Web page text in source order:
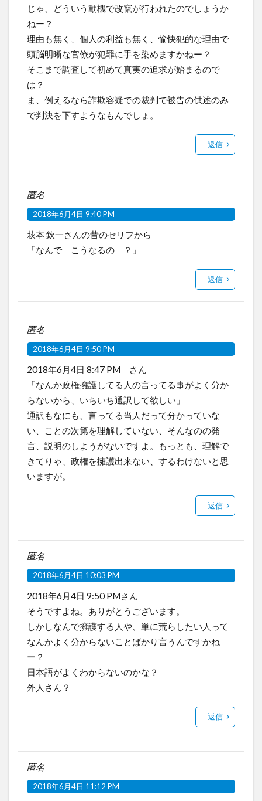
じゃ、どういう動機で改竄が行われたのでしょうか
ねー？
理由も無く、個人の利益も無く、愉快犯的な理由で
頭脳明晰な官僚が犯罪に手を染めますかねー？
そこまで調査して初めて真実の追求が始まるので
は？
ま、例えるなら詐欺容疑での裁判で被告の供述のみ
で判決を下すようなもんでしょ。
返信
匿名
2018年6月4日 9:40 PM
萩本 欽一さんの昔のセリフから
「なんで こうなるの ？」
返信
匿名
2018年6月4日 9:50 PM
2018年6月4日 8:47 PM さん
「なんか政権擁護してる人の言ってる事がよく分か
らないから、いちいち通訳して欲しい」
通訳もなにも、言ってる当人だって分かっていな
い、ことの次第を理解していない、そんなのの発
言、説明のしようがないですよ。もっとも、理解で
きてりゃ、政権を擁護出来ない、するわけないと思
いますが。
返信
匿名
2018年6月4日 10:03 PM
2018年6月4日 9:50 PMさん
そうですよね。ありがとうございます。
しかしなんで擁護する人や、単に荒らしたい人って
なんかよく分からないことばかり言うんですかね
ー？
日本語がよくわからないのかな？
外人さん？
返信
匿名
2018年6月4日 11:12 PM